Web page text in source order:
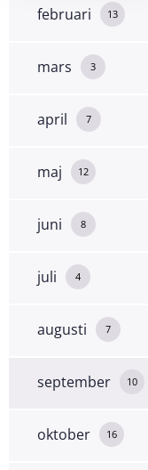
februari 13
mars 3
april 7
maj 12
juni 8
juli 4
augusti 7
september 10
oktober 16